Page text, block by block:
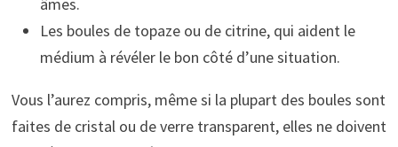
Les boules de topaze ou de citrine, qui aident le
médium à révéler le bon côté d’une situation.
Vous l’aurez compris, même si la plupart des boules sont
faites de cristal ou de verre transparent, elles ne doivent